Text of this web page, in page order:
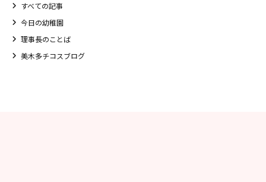
すべての記事
今日の幼稚園
理事長のことば
美木多チコスブログ